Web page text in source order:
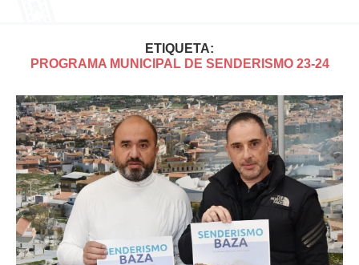
ETIQUETA:
PROGRAMA MUNICIPAL DE SENDERISMO 23-24